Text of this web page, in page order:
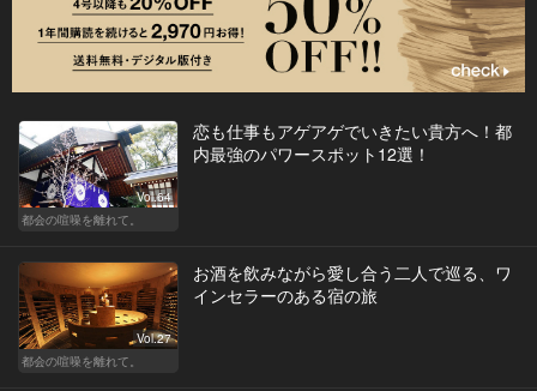
Vol.64
都会の喧噪を離れて。
恋も仕事もアゲアゲでいきたい貴方へ！都
内最強のパワースポット12選！
Vol.27
都会の喧噪を離れて。
お酒を飲みながら愛し合う二人で巡る、ワ
インセラーのある宿の旅